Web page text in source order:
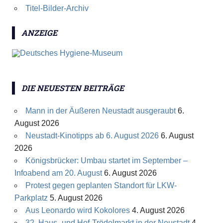
Titel-Bilder-Archiv
ANZEIGE
DIE NEUESTEN BEITRÄGE
Mann in der Äußeren Neustadt ausgeraubt 6.
August 2026
Neustadt-Kinotipps ab 6. August 2026 6. August
2026
Königsbrücker: Umbau startet im September –
Infoabend am 20. August 6. August 2026
Protest gegen geplanten Standort für LKW-
Parkplatz 5. August 2026
Aus Leonardo wird Kokolores 4. August 2026